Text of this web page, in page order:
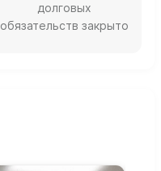
долговых
обязательств закрыто